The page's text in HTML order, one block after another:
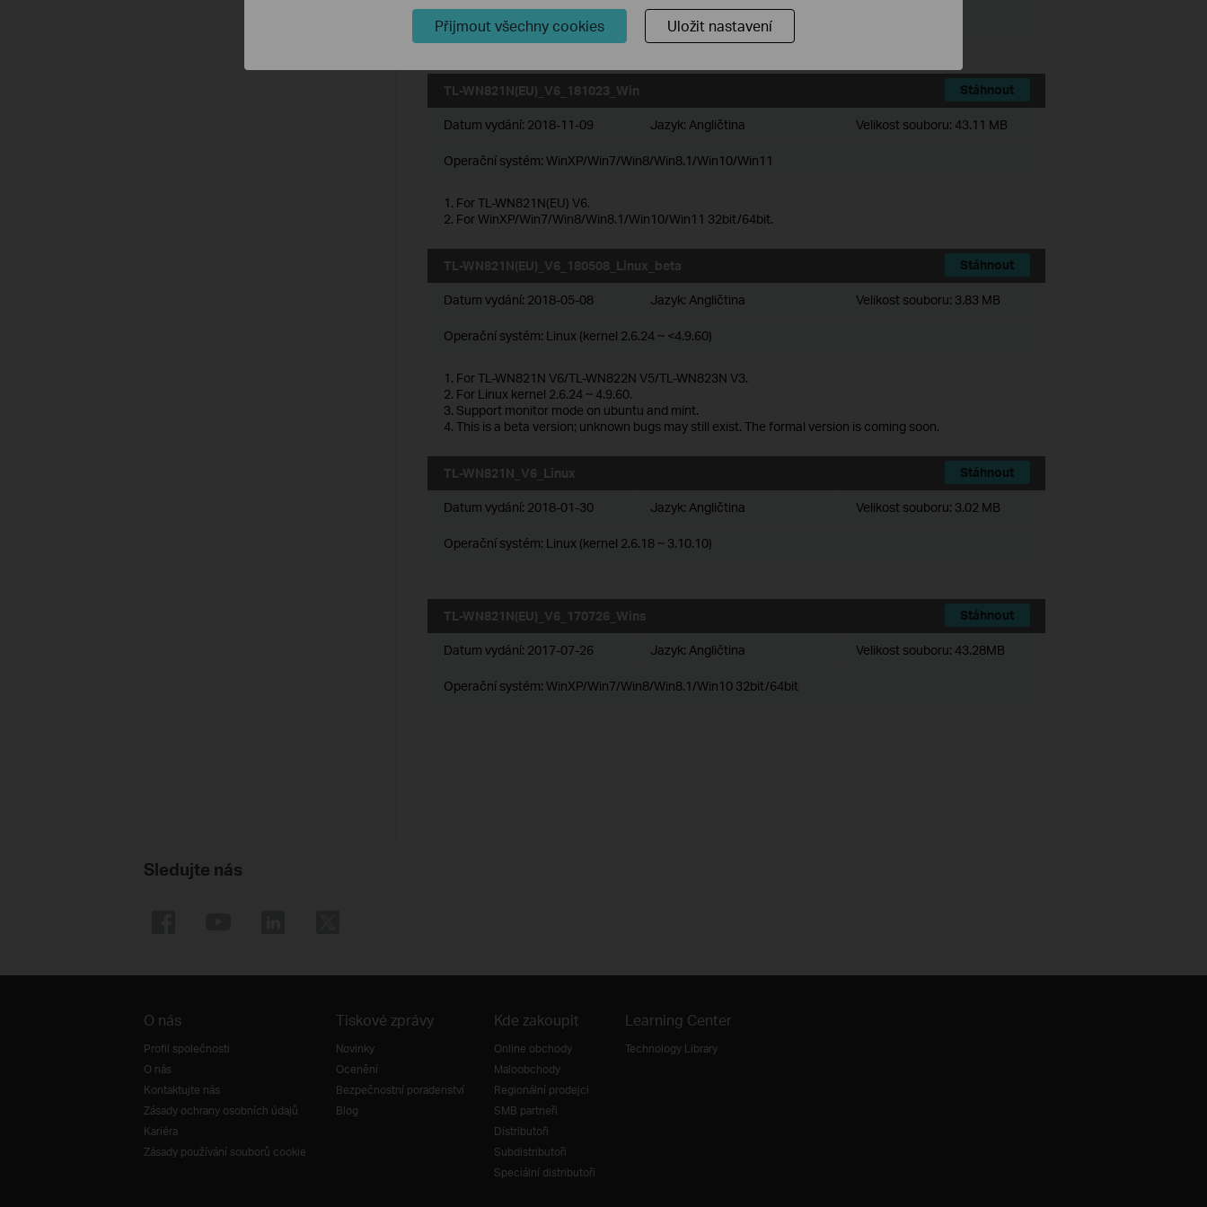
Operační systém: Win 10_11
TL-WN821N(EU)_V6_181023_Win Stáhnout
Datum vydání: 2018-11-09 Jazyk: Angličtina Velikost souboru: 43.11 MB
Operační systém: WinXP/Win7/Win8/Win8.1/Win10/Win11
1. For TL-WN821N(EU) V6.
2. For WinXP/Win7/Win8/Win8.1/Win10/Win11 32bit/64bit.
TL-WN821N(EU)_V6_180508_Linux_beta Stáhnout
Datum vydání: 2018-05-08 Jazyk: Angličtina Velikost souboru: 3.83 MB
Operační systém: Linux (kernel 2.6.24 ~ <4.9.60)
1. For TL-WN821N V6/TL-WN822N V5/TL-WN823N V3.
2. For Linux kernel 2.6.24 ~ 4.9.60.
3. Support monitor mode on ubuntu and mint.
4. This is a beta version; unknown bugs may still exist. The formal version is coming soon.
TL-WN821N_V6_Linux Stáhnout
Datum vydání: 2018-01-30 Jazyk: Angličtina Velikost souboru: 3.02 MB
Operační systém: Linux (kernel 2.6.18 ~ 3.10.10)
TL-WN821N(EU)_V6_170726_Wins Stáhnout
Datum vydání: 2017-07-26 Jazyk: Angličtina Velikost souboru: 43.28MB
Operační systém: WinXP/Win7/Win8/Win8.1/Win10 32bit/64bit
Sledujte nás
O nás
Profil společnosti
O nás
Kontaktujte nás
Zásady ochrany osobních údajů
Kariéra
Zásady používání souborů cookie
Tiskové zprávy
Novinky
Ocenění
Bezpečnostní poradenství
Blog
Kde zakoupit
Online obchody
Maloobchody
Regionální prodejci
SMB partneři
Distributoři
Subdistributoři
Speciální distributoři
Learning Center
Technology Library
Přijmout všechny cookies Uložit nastavení